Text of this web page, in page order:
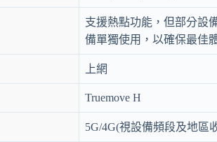
支援熱點功能，但部分設
備單獨使用，以確保最佳
上網
Truemove H
5G/4G(視設備頻段及地區